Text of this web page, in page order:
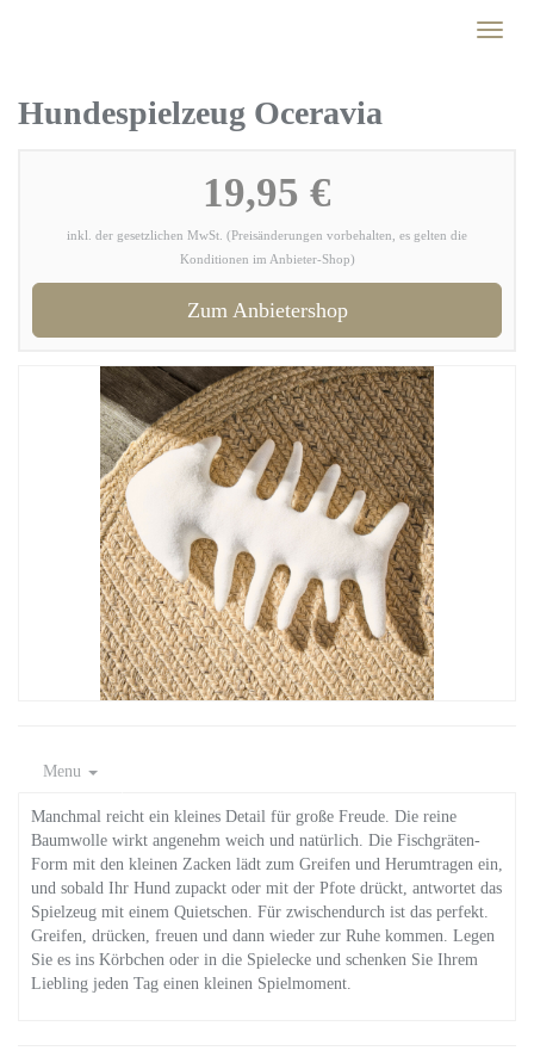
Toggle
Hundespielzeug Oceravia
19,95 €
inkl. der gesetzlichen MwSt. (Preisänderungen vorbehalten, es gelten die
Konditionen im Anbieter-Shop)
Zum Anbietershop
Menu
Manchmal reicht ein kleines Detail für große Freude. Die reine
Baumwolle wirkt angenehm weich und natürlich. Die Fischgräten-
Form mit den kleinen Zacken lädt zum Greifen und Herumtragen ein,
und sobald Ihr Hund zupackt oder mit der Pfote drückt, antwortet das
Spielzeug mit einem Quietschen. Für zwischendurch ist das perfekt.
Greifen, drücken, freuen und dann wieder zur Ruhe kommen. Legen
Sie es ins Körbchen oder in die Spielecke und schenken Sie Ihrem
Liebling jeden Tag einen kleinen Spielmoment.